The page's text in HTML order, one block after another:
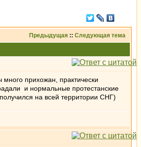
Предыдущая :: Следующая тема
прихожан, практически
и нормальные протестанские
на всей территории СНГ)